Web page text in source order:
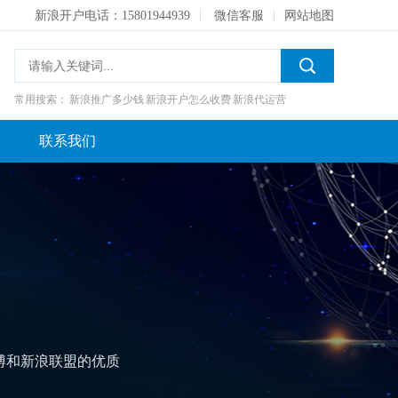
新浪开户电话：15801944939 微信客服 网站地图
常用搜索： 新浪推广多少钱 新浪开户怎么收费 新浪代运营
联系我们
海量用户，把企业信息广泛传递给粉丝和潜在粉丝的营销产品
性和社交关系将信息精准的投放给目标人群